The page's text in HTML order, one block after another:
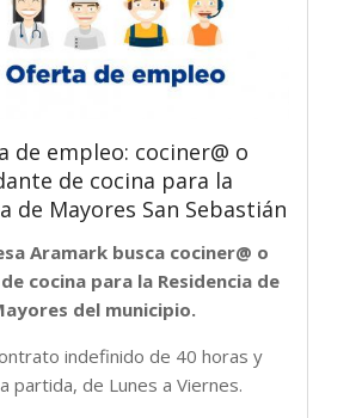
de empleo: cociner@ o
de cocina para la
de Mayores San Sebastián
Aramark busca cociner@ o
cocina para la Residencia de
del municipio.
indefinido de 40 horas y
partida, de Lunes a Viernes.